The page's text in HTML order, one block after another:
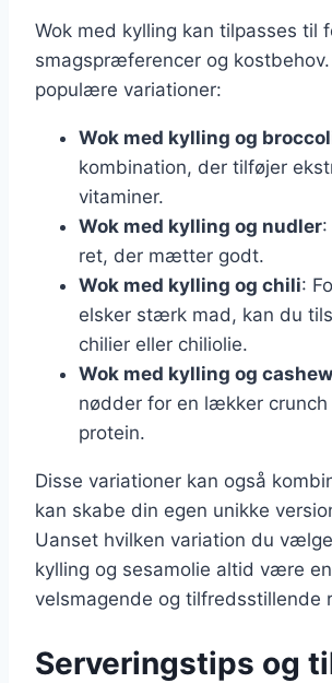
Wok med kylling kan tilpasses til
smagspræferencer og
populære variationer:
Wok med kylling og
kombination, der tilføjer
vitaminer.
Wok med kylling og nudler
ret, der mætter godt.
Wok med kylling og chili:
elsker stærk mad, kan du
chilier eller chiliolie.
Wok med kylling og
nødder for en lækker crunch
protein.
Disse variationer kan også
kan skabe din egen unikke
Uanset hvilken variation du
kylling og sesamolie altid være en
velsmagende og tilfredsstillende
Serveringstips og